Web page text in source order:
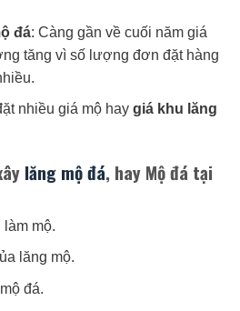
đá: Càng gần về cuối năm giá
tăng vì số lượng đơn đặt hàng
nhiều giá mộ hay giá khu lăng
lăng mộ đá, hay Mộ đá tại
mộ.
lăng mộ.
đá.